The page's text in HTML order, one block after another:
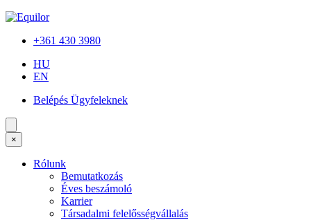
+361 430 3980
HU
EN
Belépés Ügyfeleknek
×
Rólunk
Bemutatkozás
Éves beszámoló
Karrier
Társadalmi felelősségvállalás